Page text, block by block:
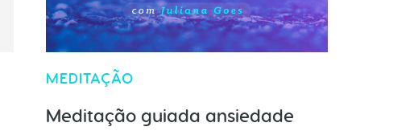
MEDITAÇÃO
Meditação guiada ansiedade